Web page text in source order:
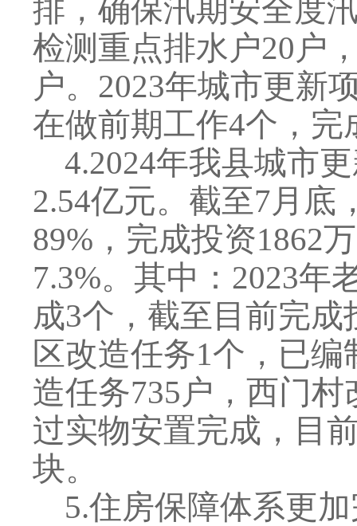
排，确保汛期安全度
检测重点排水户20 户
户。 2023年城市更新
在做前期工作4个，完
4.2024年我县城市
2.54亿元。截至7月底
89% ，完成投资1862
7.3%。其中： 2023年
成3个，截至目前完成
区改造任务1个，已编
造任务735 户，西门
过实物安置完成，目
块。
5.住房保障体系更